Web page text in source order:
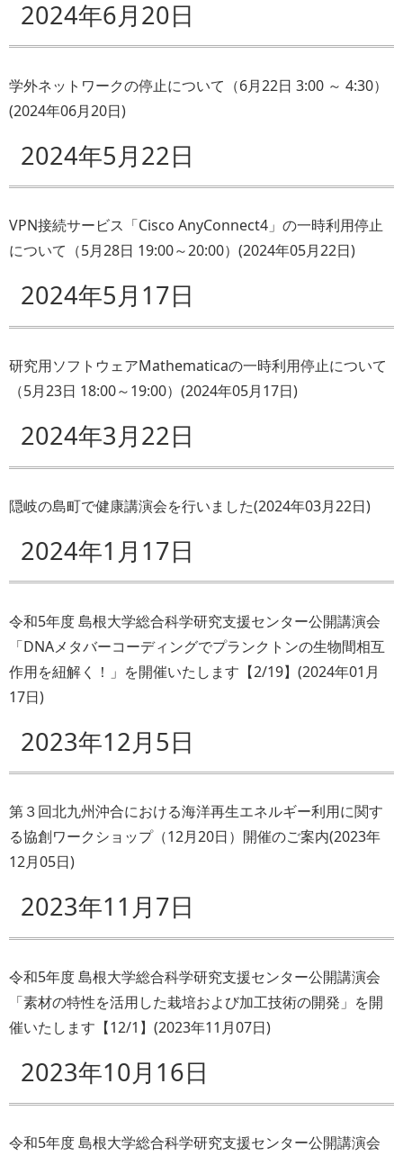
2024年6月20日
学外ネットワークの停止について（6月22日 3:00 ～ 4:30）
(2024年06月20日)
2024年5月22日
VPN接続サービス「Cisco AnyConnect4」の一時利用停止
について（5月28日 19:00～20:00） (2024年05月22日)
2024年5月17日
研究用ソフトウェアMathematicaの一時利用停止について
（5月23日 18:00～19:00） (2024年05月17日)
2024年3月22日
隠岐の島町で健康講演会を行いました(2024年03月22日)
2024年1月17日
令和5年度 島根大学総合科学研究支援センター公開講演会
「DNAメタバーコーディングでプランクトンの生物間相互
作用を紐解く！」を開催いたします【2/19】 (2024年01月
17日)
2023年12月5日
第３回北九州沖合における海洋再生エネルギー利用に関す
る協創ワークショップ（12月20日）開催のご案内(2023年
12月05日)
2023年11月7日
令和5年度 島根大学総合科学研究支援センター公開講演会
「素材の特性を活用した栽培および加工技術の開発」を開
催いたします【12/1】 (2023年11月07日)
2023年10月16日
令和5年度 島根大学総合科学研究支援センター公開講演会